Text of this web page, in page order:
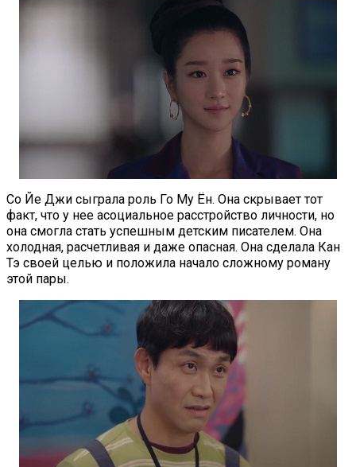
Со Йе Джи сыграла роль Го Му Ён. Она скрывает тот
факт, что у нее асоциальное расстройство личности, но
она смогла стать успешным детским писателем. Она
холодная, расчетливая и даже опасная. Она сделала Кан
Тэ своей целью и положила начало сложному роману
этой пары.